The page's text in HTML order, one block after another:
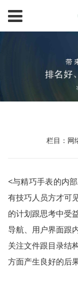
栏目：网
<与精巧手表的内
有技巧人员方才可
的计划跟思考中受
导航、用户界面跟
关注文件跟目录结
方面产生良好的后